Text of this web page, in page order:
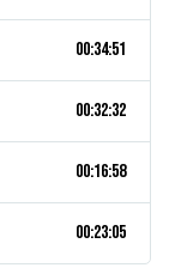
00:34:51
00:32:32
00:16:58
00:23:05